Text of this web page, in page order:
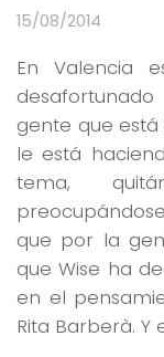
15/08/2014
En Valencia
gente que
le está
tema,
que por la
que Wise ha
en el
Rita Barberà. Y